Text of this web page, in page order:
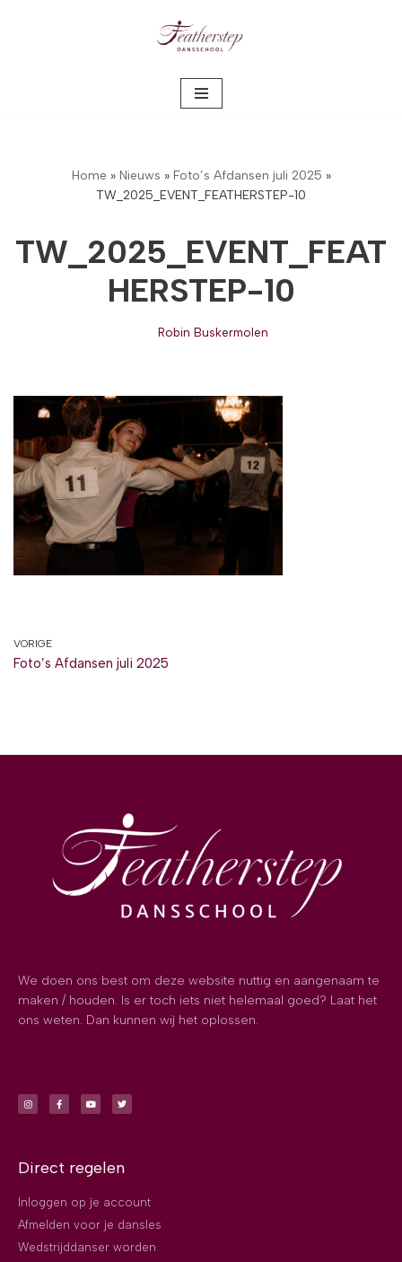
Home » Nieuws » Foto’s Afdansen juli 2025 »
TW_2025_EVENT_FEATHERSTEP-10
TW_2025_EVENT_FEAT
HERSTEP-10
Robin Buskermolen
VORIGE
Foto’s Afdansen juli 2025
We doen ons best om deze website nuttig en aangenaam te
maken / houden. Is er toch iets niet helemaal goed? Laat het
ons weten. Dan kunnen wij het oplossen.
Direct regelen
Inloggen op je account
Afmelden voor je dansles
Wedstrijddanser worden